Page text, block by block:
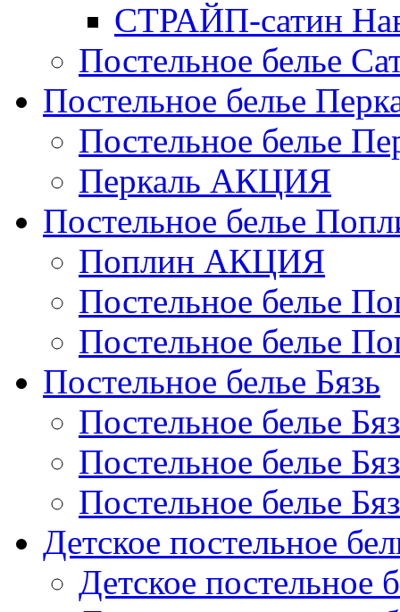
СТРАЙП-сатин
Постельное белье
Постельное белье
Постельное белье
Перкаль АКЦИЯ
Постельное белье
Поплин АКЦИЯ
Постельное белье
Постельное белье
Постельное белье Бязь
Постельное белье
Постельное белье
Постельное белье
Детское постельное
Детское постельное